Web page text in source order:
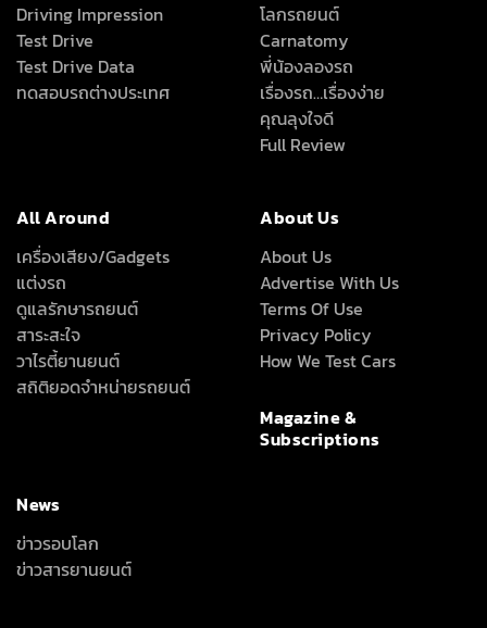
Driving Impression
Test Drive
Test Drive Data
ทดสอบรถต่างประเทศ
โลกรถยนต์
Carnatomy
พี่น้องลองรถ
เรื่องรถ…เรื่องง่าย
คุณลุงใจดี
Full Review
All Around
เครื่องเสียง/Gadgets
แต่งรถ
ดูแลรักษารถยนต์
สาระสะใจ
วาไรตี้ยานยนต์
สถิติยอดจำหน่ายรถยนต์
About Us
About Us
Advertise With Us
Terms Of Use
Privacy Policy
How We Test Cars
Magazine &
Subscriptions
News
ข่าวรอบโลก
ข่าวสารยานยนต์